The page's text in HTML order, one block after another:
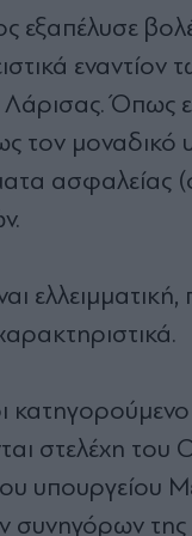
Όπως
μοναδικό
ασφαλείας
στελέχη
υπουργείου
συνηγόρων